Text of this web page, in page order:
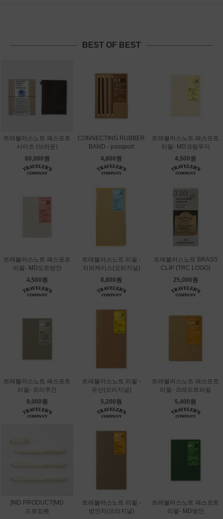
BEST OF BEST
트래블러스노트 패스포트
사이즈 (브라운)
60,000원
CONNECTING RUBBER
BAND - passport
4,800원
트래블러스노트 패스포트
리필- MD크림무지
4,500원
트래블러스노트 패스포트
리필- MD도트방안
4,500원
트래블러스노트 리필 -
지퍼케이스(오리지널)
8,800원
트래블러스노트 BRASS
CLIP (TRC LOGO)
25,000원
트래블러스노트 패스포트
리필- 프리주간
9,000원
트래블러스노트 리필 -
유선(오리지널)
5,200원
트래블러스노트 패스포트
리필- 크래프트파일
5,400원
[MD PRODUCT]MD
드로잉펜
트래블러스노트 리필 -
방안지(오리지널)
트래블러스노트 패스포트
리필- MD방안